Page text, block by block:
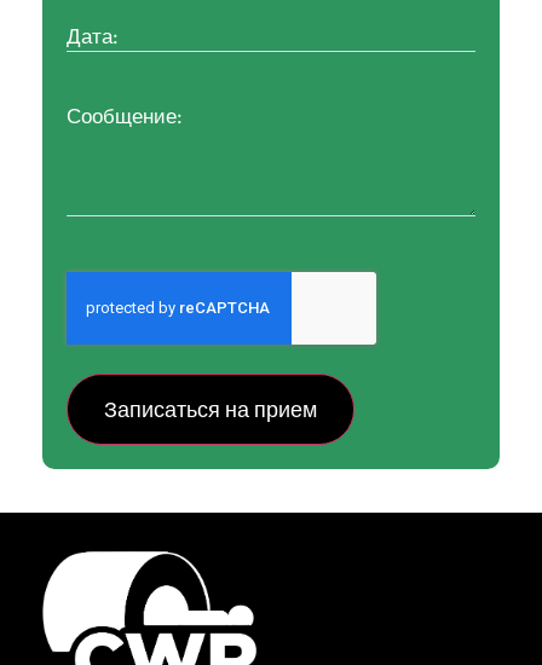
(Обязательно)
Дата:
(Обязательно)
Сообщение:
CAPTCHA